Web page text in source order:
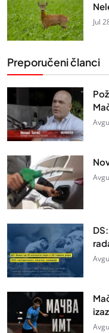
Jul
Preporučeni članci